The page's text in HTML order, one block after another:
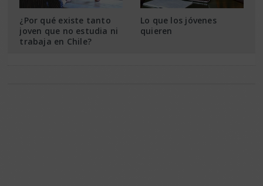
¿Por qué existe tanto
joven que no estudia ni
trabaja en Chile?
Lo que los jóvenes
quieren